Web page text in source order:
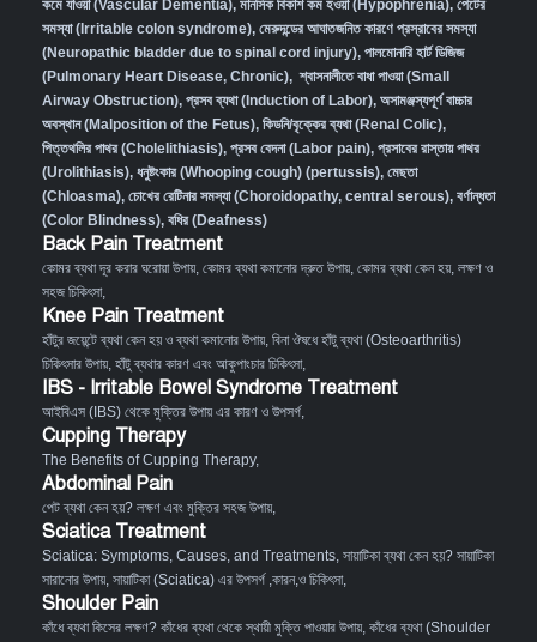
কমে যাওয়া (Vascular Dementia), মানসিক বিকাশ কম হওয়া (Hypophrenia), পেটের
সমস্যা (Irritable colon syndrome), মেরুদন্ডের আঘাতজনিত কারণে প্রস্রাবের সমস্যা
(Neuropathic bladder due to spinal cord injury), পালমোনারি হার্ট ডিজিজ
(Pulmonary Heart Disease, Chronic),শ্বাসনালীতে বাধা পাওয়া (Small
Airway Obstruction), প্রসব ব্যথা (Induction of Labor), অসামঞ্জস্যপূর্ণ বাচ্চার
অবস্থান (Malposition of the Fetus), কিডনি/বৃক্কের ব্যথা (Renal Colic),
পিত্তথলির পাথর (Cholelithiasis), প্রসব বেদনা (Labor pain), প্রসাবের রাস্তায় পাথর
(Urolithiasis), ধনুষ্টংকার (Whooping cough) (pertussis), মেছতা
(Chloasma), চোখের রেটিনার সমস্যা (Choroidopathy, central serous), বর্ণান্ধতা
(Color Blindness), বধির (Deafness)
Back Pain Treatment
কোমর ব্যথা দূর করার ঘরোয়া উপায়, কোমর ব্যথা কমানোর দ্রুত উপায়, কোমর ব্যথা কেন হয়, লক্ষণ ও
সহজ চিকিৎসা,
Knee Pain Treatment
হাঁটুর জয়েন্টে ব্যথা কেন হয় ও ব্যথা কমানোর উপায়, বিনা ঔষধে হাঁটু ব্যথা (Osteoarthritis)
চিকিৎসার উপায়, হাঁটু ব্যথার কারণ এবং আকুপাংচার চিকিৎসা,
IBS - Irritable Bowel Syndrome Treatment
আইবিএস (IBS) থেকে মুক্তির উপায় এর কারণ ও উপসর্গ,
Cupping Therapy
The Benefits of Cupping Therapy,
Abdominal Pain
পেট ব্যথা কেন হয়? লক্ষণ এবং মুক্তির সহজ উপায়,
Sciatica Treatment
Sciatica: Symptoms, Causes, and Treatments, সায়াটিকা ব্যথা কেন হয়? সায়াটিকা
সারানোর উপায়, সায়াটিকা (Sciatica) এর উপসর্গ ,কারন,ও চিকিৎসা,
Shoulder Pain
কাঁধে ব্যথা কিসের লক্ষণ? কাঁধের ব্যথা থেকে স্থায়ী মুক্তি পাওয়ার উপায়, কাঁধের ব্যথা (Shoulder